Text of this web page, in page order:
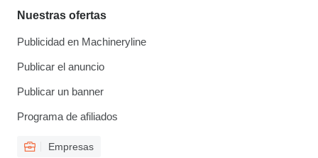
Nuestras ofertas
Publicidad en Machineryline
Publicar el anuncio
Publicar un banner
Programa de afiliados
Empresas